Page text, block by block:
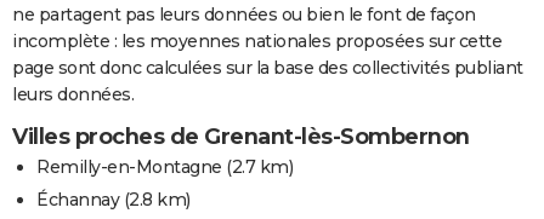
ne partagent pas leurs données ou bien le font de façon
incomplète : les moyennes nationales proposées sur cette
page sont donc calculées sur la base des collectivités publiant
leurs données.
Villes proches de Grenant-lès-Sombernon
Remilly-en-Montagne (2.7 km)
Échannay(2.8 km)